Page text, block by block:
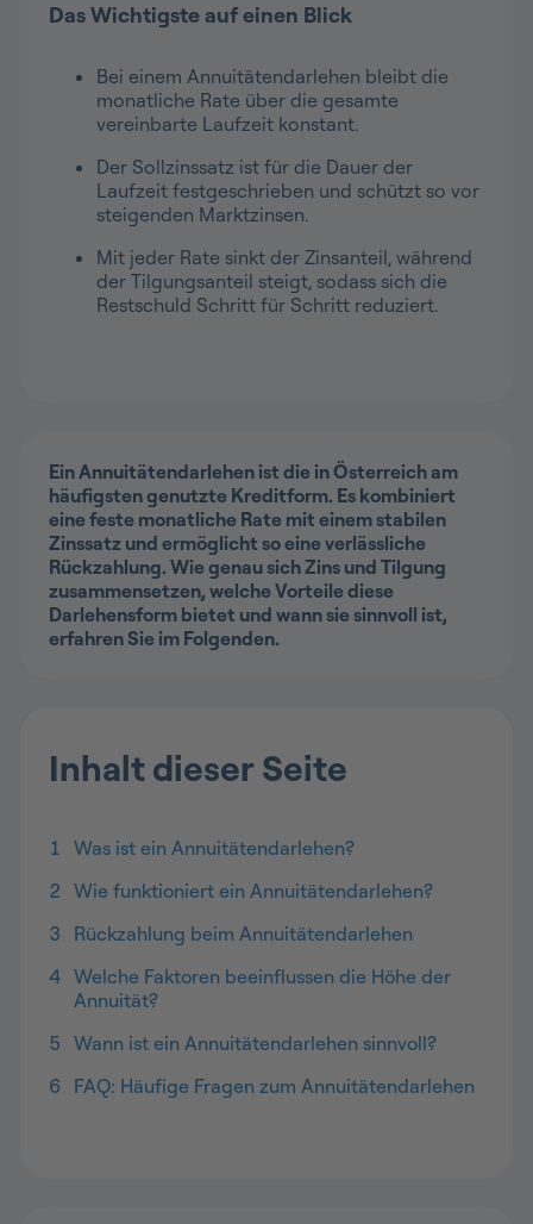
Das Wichtigste auf einen Blick
Bei einem Annuitätendarlehen bleibt die
monatliche Rate über die gesamte
vereinbarte Laufzeit konstant.
Der Sollzinssatz ist für die Dauer der
Laufzeit festgeschrieben und schützt so vor
steigenden Marktzinsen.
Mit jeder Rate sinkt der Zinsanteil, während
der Tilgungsanteil steigt, sodass sich die
Restschuld Schritt für Schritt reduziert.
Ein Annuitätendarlehen ist die in Österreich am
häufigsten genutzte Kreditform. Es kombiniert
eine feste monatliche Rate mit einem stabilen
Zinssatz und ermöglicht so eine verlässliche
Rückzahlung. Wie genau sich Zins und Tilgung
zusammensetzen, welche Vorteile diese
Darlehensform bietet und wann sie sinnvoll ist,
erfahren Sie im Folgenden.
Inhalt dieser Seite
1 Was ist ein Annuitätendarlehen?
2 Wie funktioniert ein Annuitätendarlehen?
3
Rückzahlung beim Annuitätendarlehen
4 Welche Faktoren beeinflussen die Höhe der
Annuität?
5 Wann ist ein Annuitätendarlehen sinnvoll?
6
FAQ: Häufige Fragen zum Annuitätendarlehen